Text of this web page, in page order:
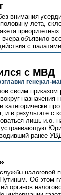
внимания
лета,
вчера объявило
с
с МВД
генерал-
своим
назначения
и в результате с
лишь и.о.
устраивающую
ранее
налоговой
Об этом
органов